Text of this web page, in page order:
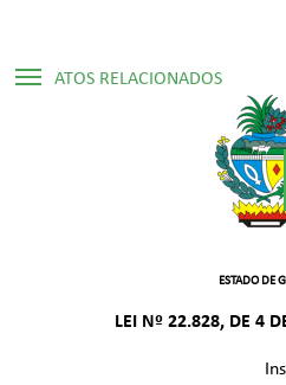
ATOS RELACIONADOS
▷ Constituição Estadual /1989
ESTADO DE
LEI Nº 22.828, DE 4